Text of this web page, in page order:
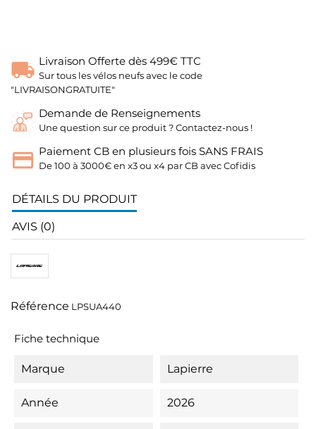
Livraison Offerte dès 499€ TTC
Sur tous les vélos neufs avec le code
"LIVRAISONGRATUITE"
Demande de Renseignements
Une question sur ce produit ? Contactez-nous !
Paiement CB en plusieurs fois SANS FRAIS
De 100 à 3000€ en x3 ou x4 par CB avec Cofidis
DÉTAILS DU PRODUIT
AVIS (0)
Référence LPSUA440
Fiche technique
Marque Lapierre
Année 2026